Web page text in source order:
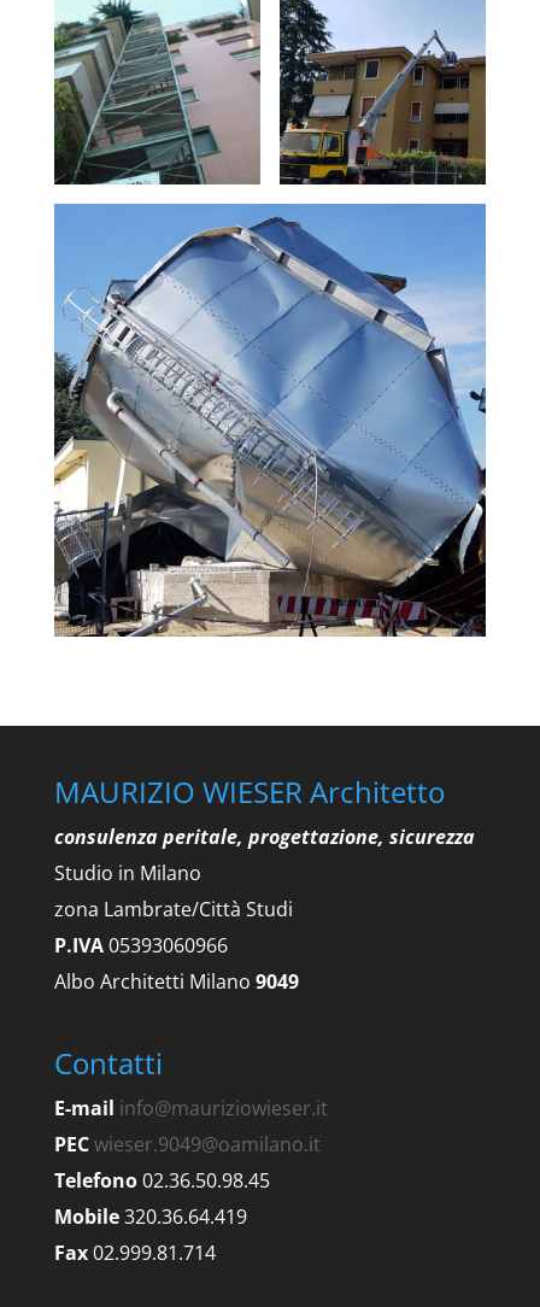
MAURIZIO WIESER Architetto
consulenza peritale, progettazione, sicurezza
Studio in Milano
zona Lambrate/Città Studi
P.IVA05393060966
Albo Architetti Milano 9049
Contatti
E-mail info@mauriziowieser.it
PECwieser.9049@oamilano.it
Telefono02.36.50.98.45
Mobile320.36.64.419
Fax02.999.81.714